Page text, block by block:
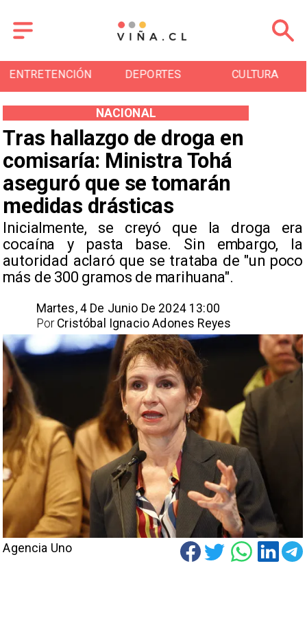
ENTRETENCIÓN DEPORTES CULTURA
Tras hallazgo de droga en
comisaría: Ministra Tohá
aseguró que se tomarán
medidas drásticas
​Inicialmente, se creyó que la droga era
cocaína y pasta base. Sin embargo, la
autoridad aclaró que se trataba de "un poco
más de 300 gramos de marihuana".
NACIONAL
Martes, 4 De Junio De 2024 13:00
Cristóbal Ignacio Adones Reyes
Por
Agencia Uno